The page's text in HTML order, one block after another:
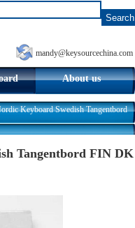
mandy@keysourcechina.com
About us
Keyboard Swedish Tangentbord
Tangentbord FIN DK